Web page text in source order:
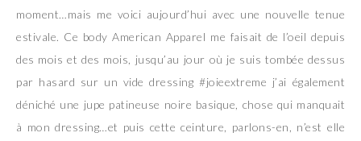
moment…mais me voici aujourd’hui avec une nouvelle tenue
estivale. Ce body American Apparel me faisait de l’oeil depuis
des mois et des mois, jusqu’au jour où je suis tombée dessus
par hasard sur un vide dressing #joieextreme j’ai également
déniché une jupe patineuse noire basique, chose qui manquait
à mon dressing…et puis cette ceinture, parlons-en, n’est elle